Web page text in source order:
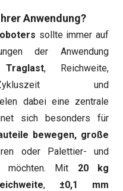
Anwendung?
sollte immer auf
der Anwendung
Traglast, Reichweite,
und
dabei eine zentrale
sich besonders für
bewegen, große
oder Palettier- und
möchten. Mit 20 kg
, ±0,1 mm